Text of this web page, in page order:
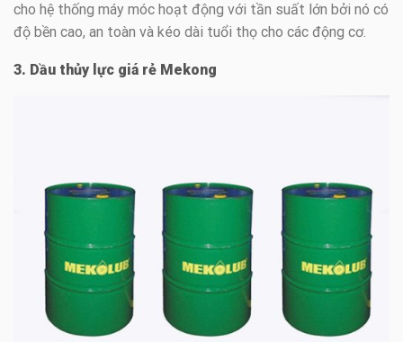
cho hệ thống máy móc hoạt động với tần suất lớn bởi nó có
độ bền cao, an toàn và kéo dài tuổi thọ cho các động cơ.
3. Dầu thủy lực giá rẻ Mekong